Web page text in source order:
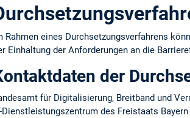
Rahmen eines Durchsetzungsverfahrens
Einhaltung der Anforderungen an die
der
für Digitalisierung, Breitband und
Dienstleistungszentrum des Freistaats Bayern